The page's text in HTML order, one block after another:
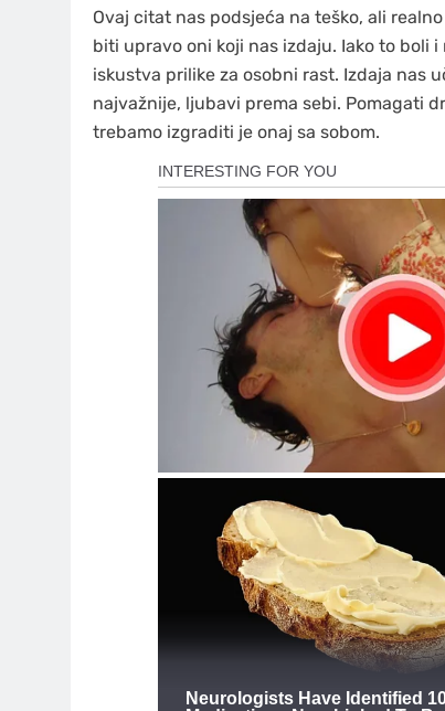
Ovaj citat nas podsjeća na teško, ali
biti upravo oni koji nas izdaju. Iako to boli
iskustva prilike za osobni rast. Izdaja nas
najvažnije, ljubavi prema sebi. Pomagati
trebamo izgraditi je onaj sa sobom.